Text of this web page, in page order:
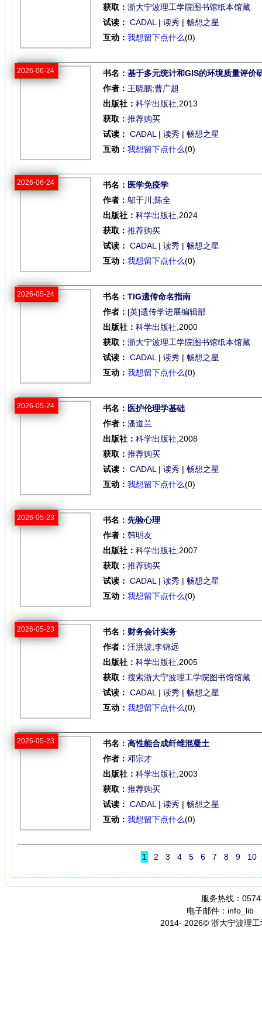
获取： 浙大宁波理工学院图书馆纸本馆藏
试读： CADAL | 读秀 | 畅想之星
互动： 我想留下点什么(0)
2026-06-24 书名： 基于多元统计和GIS的环境质量评价
作者： 王晓鹏;曹广超
出版社： 科学出版社 ,2013
获取： 推荐购买
试读： CADAL | 读秀 | 畅想之星
互动： 我想留下点什么(0)
2026-06-24 书名： 医学免疫学
作者： 邬于川 ;陈全
出版社： 科学出版社 ,2024
获取： 推荐购买
试读： CADAL | 读秀 | 畅想之星
互动： 我想留下点什么(0)
2026-05-24 书名： TIG遗传命名指南
作者： [英]遗传学进展编辑部
出版社： 科学出版社 ,2000
获取： 浙大宁波理工学院图书馆纸本馆藏
试读： CADAL | 读秀 | 畅想之星
互动： 我想留下点什么(0)
2026-05-24 书名： 医护伦理学基础
作者： 潘道兰
出版社： 科学出版社 ,2008
获取： 推荐购买
试读： CADAL | 读秀 | 畅想之星
互动： 我想留下点什么(0)
2026-05-23 书名： 先验心理
作者： 韩明友
出版社： 科学出版社 ,2007
获取： 推荐购买
试读： CADAL | 读秀 | 畅想之星
互动： 我想留下点什么(0)
2026-05-23 书名： 财务会计实务
作者： 汪洪波;李锦远
出版社： 科学出版社 ,2005
获取： 搜索浙大宁波理工学院图书馆馆藏
试读： CADAL | 读秀 | 畅想之星
互动： 我想留下点什么(0)
2026-05-23 书名： 高性能合成纤维混凝土
作者： 邓宗才
出版社： 科学出版社 ,2003
获取： 推荐购买
试读： CADAL | 读秀 | 畅想之星
互动： 我想留下点什么(0)
1 2 3 4 5 6 7 8 9 10
服务热线：
电子邮件：info_lib
2014- 2026© 浙大宁波理工